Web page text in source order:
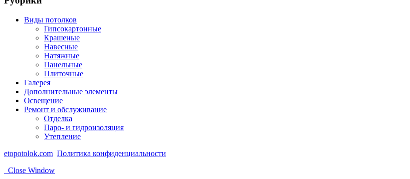
Виды потолков
Гипсокартонные
Крашеные
Навесные
Натяжные
Панельные
Плиточные
Галерея
Дополнительные элементы
Освещение
Ремонт и обслуживание
Отделка
Паро- и гидроизоляция
Утепление
etopotolok.com Политика конфиденциальности
Close Window